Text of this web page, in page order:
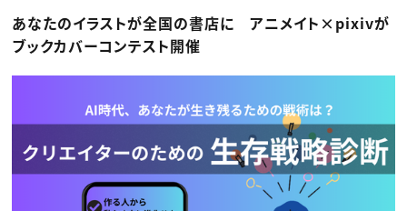
編集・ライティング
マーケティング
ディレクション
業界解説・キャリア事情
お役立ち基礎知識
Webクリエイター
アプリクリエイター
ゲームクリエイター
映像クリエイター
マーケッター
C＆R Magazine
セミナー
映像
広告
出版
CREATIVE VILLAGEからのお知らせ
あなたのイラストが全国の書店に アニメイト×pixivが
ブックカバーコンテスト開催